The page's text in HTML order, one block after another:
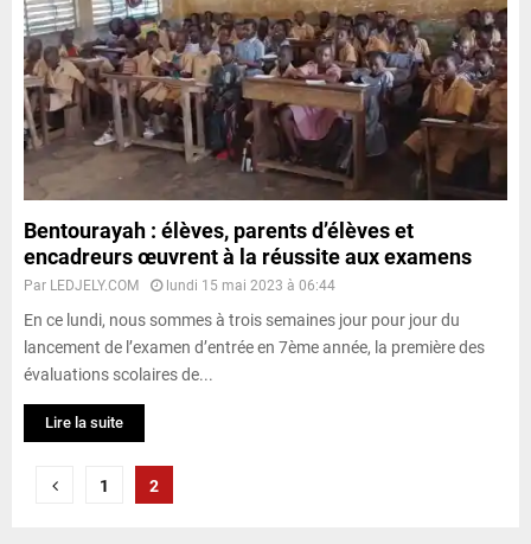
Bentourayah : élèves, parents d’élèves et
encadreurs œuvrent à la réussite aux examens
Par LEDJELY.COM lundi 15 mai 2023 à 06:44
En ce lundi, nous sommes à trois semaines jour pour jour du
lancement de l’examen d’entrée en 7ème année, la première des
évaluations scolaires de...
Lire la suite
P
1 2